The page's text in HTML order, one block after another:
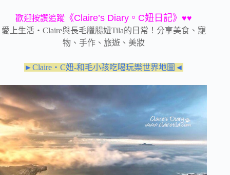
歡迎按讚追蹤《Claire’s Diary。C妞日記》 ♥♥
愛上生活‧Claire與長毛臘腸妞Tila的日常！分享美食、寵
物、手作、旅遊、美妝
►Claire‧C妞-和毛小孩吃喝玩樂世界地圖◄